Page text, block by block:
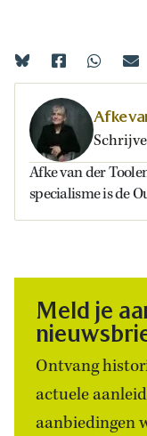
Afke
Afke van der
specialisme is de
Meld je
Ontvang
actuele
aanbiedingen